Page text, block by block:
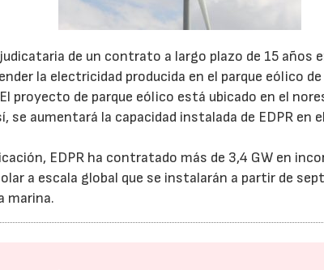
de un contrato a largo plazo de 15 años
la electricidad producida en el parque eólico
proyecto de parque eólico está ubicado en el
se aumentará la capacidad instalada de EDPR en
EDPR ha contratado más de 3,4 GW en
a escala global que se instalarán a partir de
marina.